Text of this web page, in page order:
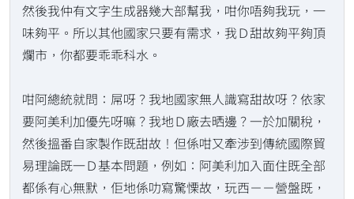
然後我仲有文字生成器幾大部幫我，咁你唔夠我玩，一
味夠平。所以其他國家只要有需求，我Ｄ甜故夠平夠頂
爛市，你都要乖乖科水。
咁阿總統就問：屌呀？我地國家無人識寫甜故呀？依家
要阿美利加優先呀嘛？我地Ｄ廠去晒邊？一於加關稅，
然後搵番自家製作既甜故！但係咁又牽涉到傳統國際貿
易理論既一Ｄ基本問題，例如：阿美利加入面住既全部
都係有心無默，佢地係叻寫驚慄故，玩西－－營盤既，